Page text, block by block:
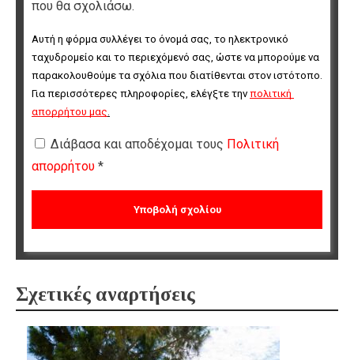
που θα σχολιάσω.
Αυτή η φόρμα συλλέγει το όνομά σας, το ηλεκτρονικό
ταχυδρομείο και το περιεχόμενό σας, ώστε να μπορούμε να
παρακολουθούμε τα σχόλια που διατίθενται στον ιστότοπο.
Για περισσότερες πληροφορίες, ελέγξτε την πολιτική
απορρήτου μας.
Διάβασα και αποδέχομαι τους Πολιτική
απορρήτου *
Σχετικές αναρτήσεις